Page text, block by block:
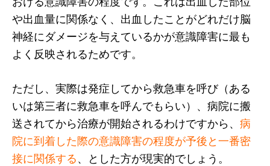
や出血量に関係なく、出血したことがどれだけ脳
神経にダメージを与えているかが意識障害に最も
よく反映されるためです。
ただし、実際は発症してから救急車を呼び（ある
いは第三者に救急車を呼んでもらい）、病院に搬
送されてから治療が開始されるわけですから、 病
院に到着した際の意識障害の程度が予後と一番密
接に関係する、とした方が現実的でしょう。